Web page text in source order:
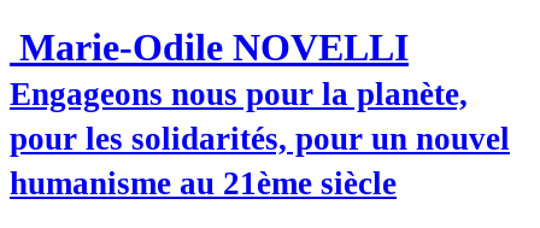
Marie-Odile NOVELLI
Engageons nous pour la planète,
pour les solidarités, pour un nouvel
humanisme au 21ème siècle